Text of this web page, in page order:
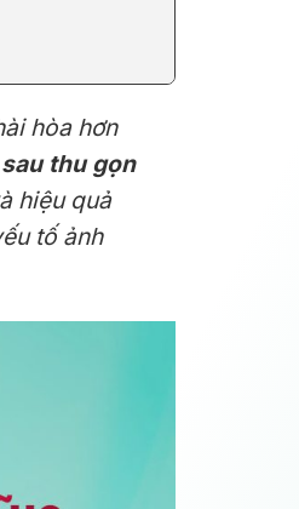
hòa hơn
thu gọn
hiệu quả
tố ảnh